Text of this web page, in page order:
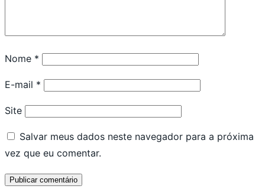
Nome *
E-mail *
Site
Salvar meus dados neste navegador para a próxima
vez que eu comentar.